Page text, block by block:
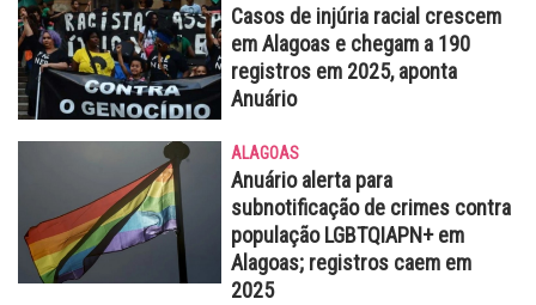
Casos de injúria racial crescem
em Alagoas e chegam a 190
registros em 2025, aponta
Anuário
ALAGOAS
Anuário alerta para
subnotificação de crimes contra
população LGBTQIAPN+ em
Alagoas; registros caem em
2025